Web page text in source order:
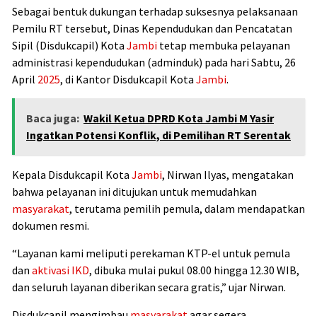
Sebagai bentuk dukungan terhadap suksesnya pelaksanaan
Pemilu RT tersebut, Dinas Kependudukan dan Pencatatan
Sipil (Disdukcapil) Kota Jambi tetap membuka pelayanan
administrasi kependudukan (adminduk) pada hari Sabtu, 26
April 2025, di Kantor Disdukcapil Kota Jambi.
Baca juga: Wakil Ketua DPRD Kota Jambi M Yasir
Ingatkan Potensi Konflik, di Pemilihan RT Serentak
Kepala Disdukcapil Kota Jambi, Nirwan Ilyas, mengatakan
bahwa pelayanan ini ditujukan untuk memudahkan
masyarakat, terutama pemilih pemula, dalam mendapatkan
dokumen resmi.
“Layanan kami meliputi perekaman KTP-el untuk pemula
dan aktivasi IKD, dibuka mulai pukul 08.00 hingga 12.30 WIB,
dan seluruh layanan diberikan secara gratis,” ujar Nirwan.